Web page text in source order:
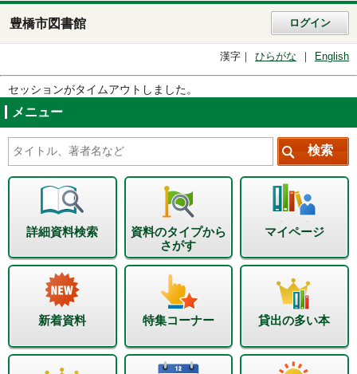
豊橋市図書館 ログイン
漢字 ひらがな English
セッションがタイムアウトしました。
メニュー
詳細資料検索
資料のタイプから
さがす
マイページ
新着資料 特集コーナー 貸出の多い本